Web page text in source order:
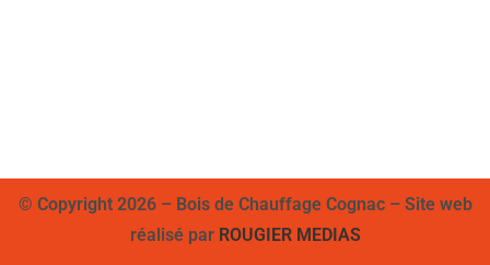
© Copyright 2026 – Bois de Chauffage Cognac – Site web
réalisé par ROUGIER MEDIAS